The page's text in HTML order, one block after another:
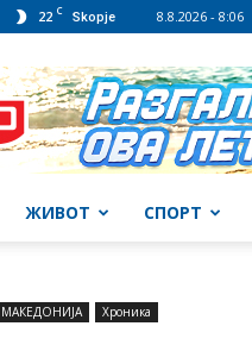
22 C Skopje 8.8.2026 - 8:06
ЖИВОТ СПОРТ
МАКЕДОНИЈА Хроника